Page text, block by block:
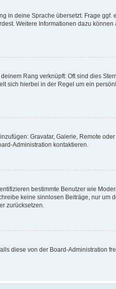
deine Sprache übersetzt. Frage
Weitere Informationen dazu können
Rang verknüpft: Oft sind dies
sich hierbei in der Regel um ein
Gravatar, Galerie, Remote
Administration kontaktieren.
bestimmte Benutzer wie
keine sinnlosen Beiträge, nur
zurücksetzen.
diese von der Board-Administration